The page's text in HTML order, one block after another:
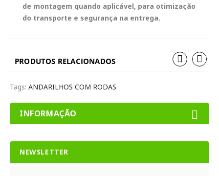
de montagem quando aplicável, para otimização
do transporte e segurança na entrega.
PRODUTOS RELACIONADOS
Tags: ANDARILHOS COM RODAS
INFORMAÇÃO
NEWSLETTER